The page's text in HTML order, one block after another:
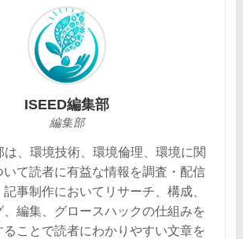
ISEED編集部
編集部
は、環境技術、環境倫理、環境に関
いて読者に有益な情報を調査・配信
事制作においてリサーチ、構成、
、編集、グロースハックの仕組みを
ことで読者にわかりやすい文章を